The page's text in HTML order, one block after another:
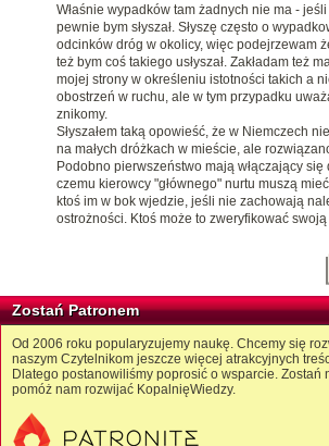
Właśnie wypadków tam żadnych nie ma - jeśli
pewnie bym słyszał. Słyszę często o
odcinków dróg w okolicy, więc podejrzewam
też bym coś takiego usłyszał. Zakładam też
mojej strony w określeniu istotności takich a
obostrzeń w ruchu, ale w tym przypadku
znikomy.
Słyszałem taką opowieść, że w Niemczech
na małych dróżkach w mieście, ale
Podobno pierwszeństwo mają włączający się
czemu kierowcy "głównego" nurtu muszą
ktoś im w bok wjedzie, jeśli nie zachowają
ostrożności. Ktoś może to zweryfikować
Zostań Patronem
Od 2006 roku popularyzujemy naukę. Chcemy się
naszym Czytelnikom jeszcze więcej atrakcyjnych
Dlatego postanowiliśmy poprosić o wsparcie. Zostań
pomóż nam rozwijać KopalnięWiedzy.